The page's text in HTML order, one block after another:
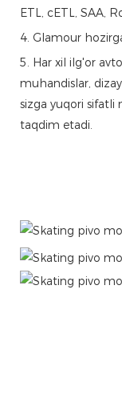
ETL, cETL, SAA,
4. Glamour
5. Har xil ilg'or
muhandislar,
sizga yuqori sifatli
taqdim etadi.